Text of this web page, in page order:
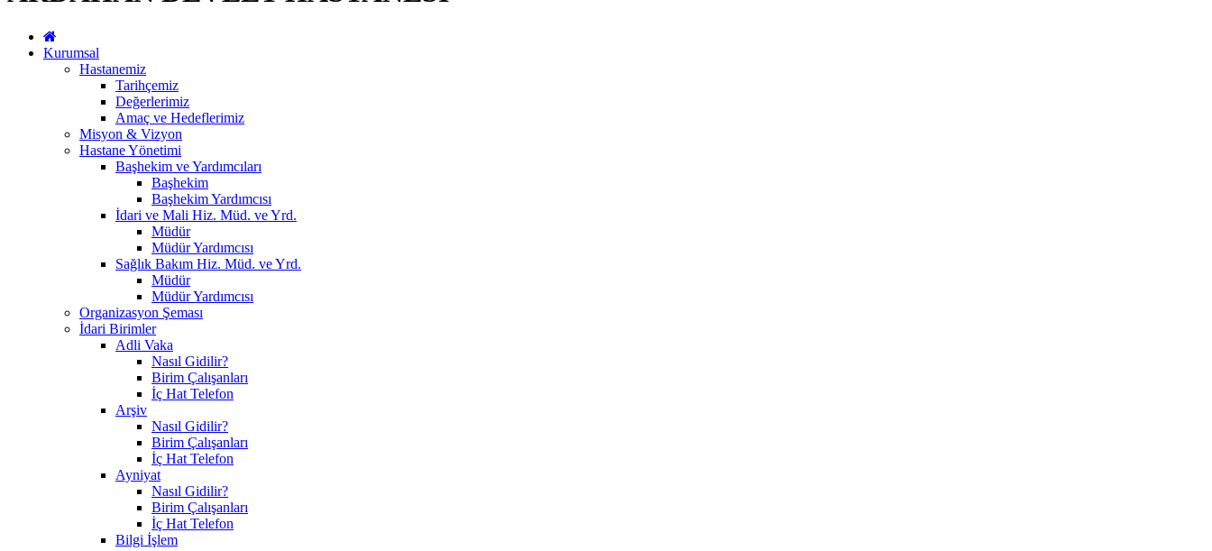
Kurumsal
Hastanemiz
Tarihçemiz
Değerlerimiz
Amaç ve Hedeflerimiz
Misyon & Vizyon
Hastane Yönetimi
Başhekim ve Yardımcıları
Başhekim
Başhekim Yardımcısı
İdari ve Mali Hiz. Müd. ve Yrd.
Müdür
Müdür Yardımcısı
Sağlık Bakım Hiz. Müd. ve Yrd.
Müdür
Müdür Yardımcısı
Organizasyon Şeması
İdari Birimler
Adli Vaka
Nasıl Gidilir?
Birim Çalışanları
İç Hat Telefon
Arşiv
Nasıl Gidilir?
Birim Çalışanları
İç Hat Telefon
Ayniyat
Nasıl Gidilir?
Birim Çalışanları
İç Hat Telefon
Bilgi İşlem